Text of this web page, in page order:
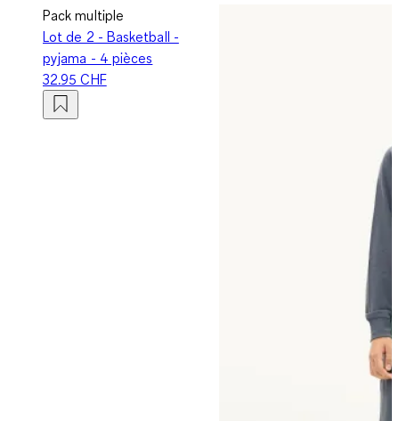
Pack multiple
Lot de 2 - Basketball -
pyjama - 4 pièces
32.95 CHF